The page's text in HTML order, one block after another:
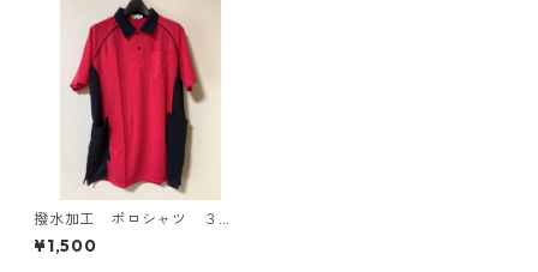
撥水加工 ポロシャツ ３
Ｌ ショッキングピンク×ネイ
ビー KAE-4152
¥1,500